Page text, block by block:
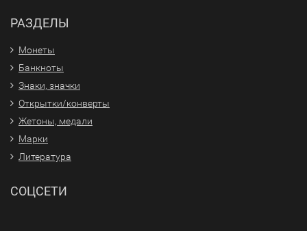
РАЗДЕЛЫ
Монеты
Банкноты
Знаки, значки
Открытки/конверты
Жетоны, медали
Марки
Литература
СОЦСЕТИ